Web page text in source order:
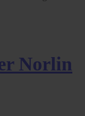
Norlin